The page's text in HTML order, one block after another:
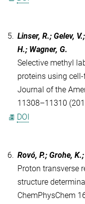
5. Linser, R.; Gelev,
H.; Wagner, G.
Selective methyl
proteins using
Journal of the
11308–11310
DOI
6. Rovó, P.; Grohe,
Proton transverse
structure
ChemPhysChem